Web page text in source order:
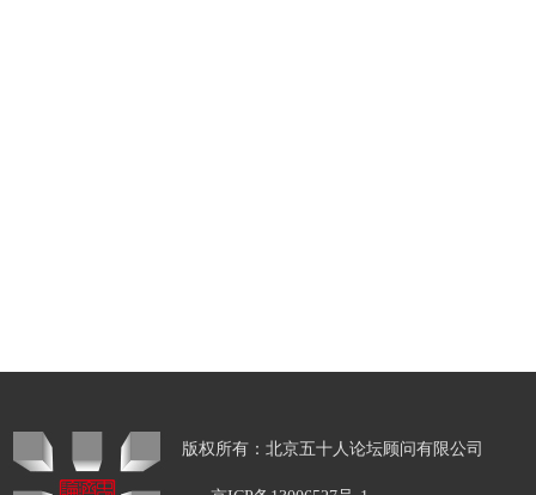
版权所有：北京五十人论坛顾问有限公司